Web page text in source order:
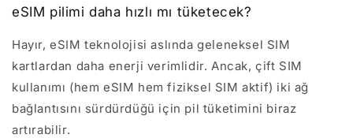
eSIM pilimi daha hızlı mı tüketecek?
Hayır, eSIM teknolojisi aslında geleneksel SIM
kartlardan daha enerji verimlidir. Ancak, çift SIM
kullanımı (hem eSIM hem fiziksel SIM aktif) iki ağ
bağlantısını sürdürdüğü için pil tüketimini biraz
artırabilir.